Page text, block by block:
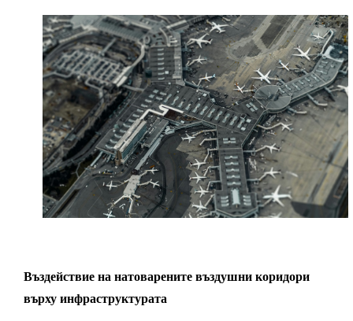
Въздействие на натоварените въздушни коридори
върху инфраструктурата